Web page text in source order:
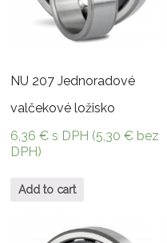
NU 207 Jednoradové
valčekové ložisko
6,36€ s DPH (5,30€ bez
DPH)
Add to cart